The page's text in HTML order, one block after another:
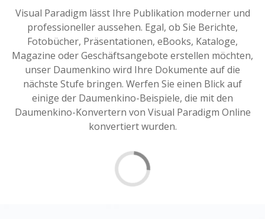
Visual Paradigm lässt Ihre Publikation moderner und
professioneller aussehen. Egal, ob Sie Berichte,
Fotobücher, Präsentationen, eBooks, Kataloge,
Magazine oder Geschäftsangebote erstellen möchten,
unser Daumenkino wird Ihre Dokumente auf die
nächste Stufe bringen. Werfen Sie einen Blick auf
einige der Daumenkino-Beispiele, die mit den
Daumenkino-Konvertern von Visual Paradigm Online
konvertiert wurden.